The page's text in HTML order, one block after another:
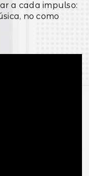
a cada impulso:
no como